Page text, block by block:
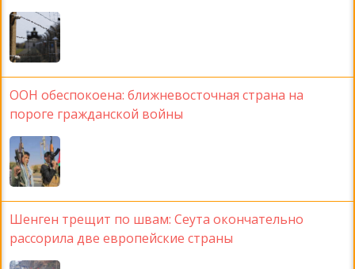
ООН обеспокоена: ближневосточная страна на
пороге гражданской войны
Шенген трещит по швам: Сеута окончательно
рассорила две европейские страны